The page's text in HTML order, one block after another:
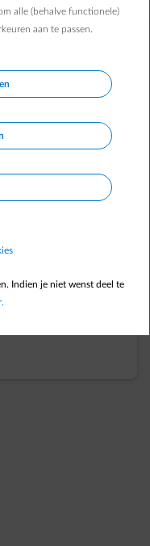
alle (behalve functionele)
aan te passen.
Indien je niet wenst deel te